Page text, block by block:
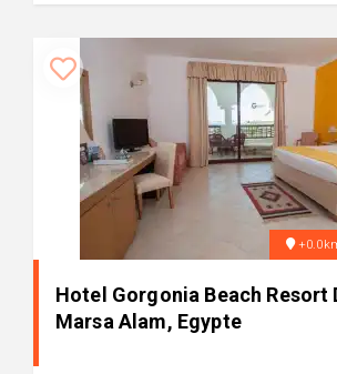
Hotel Gorgonia Beach Resort
Marsa Alam, Egypte